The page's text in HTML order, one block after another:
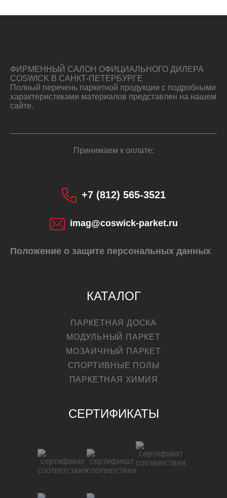
ФИРМЕННЫЙ САЛОН ОФИЦИАЛЬНОГО ДИЛЕРА
COSWICK В САНКТ-ПЕТЕРБУРГЕ
Полный перечень паркетной продукции с подробными
характеристиками материалов представлен на нашем
сайте.
Принимаем к оплате:
+7 (812) 565-3521
imag@coswick-parket.ru
Положение о защите персональных данных
КАТАЛОГ
ПАРКЕТНАЯ ДОСКА
МОДУЛЬНЫЙ ПАРКЕТ
МОЗАИЧНЫЙ ПАРКЕТ
СПОРТИВНЫЕ ПОЛЫ
ПАРКЕТНАЯ ХИМИЯ
СЕРТИФИКАТЫ